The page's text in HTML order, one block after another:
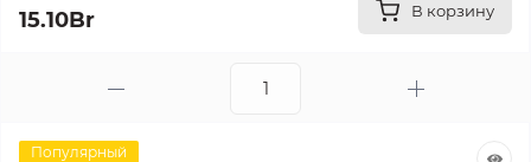
15.10Br В корзину
Популярный